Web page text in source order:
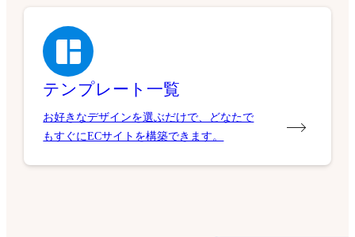
テンプレート一覧
お好きなデザインを選ぶだけで、どなたで
もすぐにECサイトを構築できます。